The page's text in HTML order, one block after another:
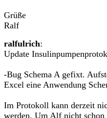
Grüße
Ralf
ralfulrich:
Update
-Bug Schema A gefixt.
Excel eine Anwendung
Im Protokoll kann derzeit
werden. Um Alf nicht